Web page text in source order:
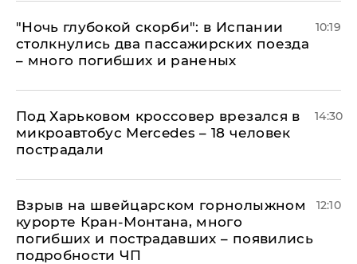
"Ночь глубокой скорби": в Испании
столкнулись два пассажирских поезда
– много погибших и раненых
10:19
Под Харьковом кроссовер врезался в
микроавтобус Mercedes – 18 человек
пострадали
14:30
Взрыв на швейцарском горнолыжном
курорте Кран-Монтана, много
погибших и пострадавших – появились
подробности ЧП
12:10